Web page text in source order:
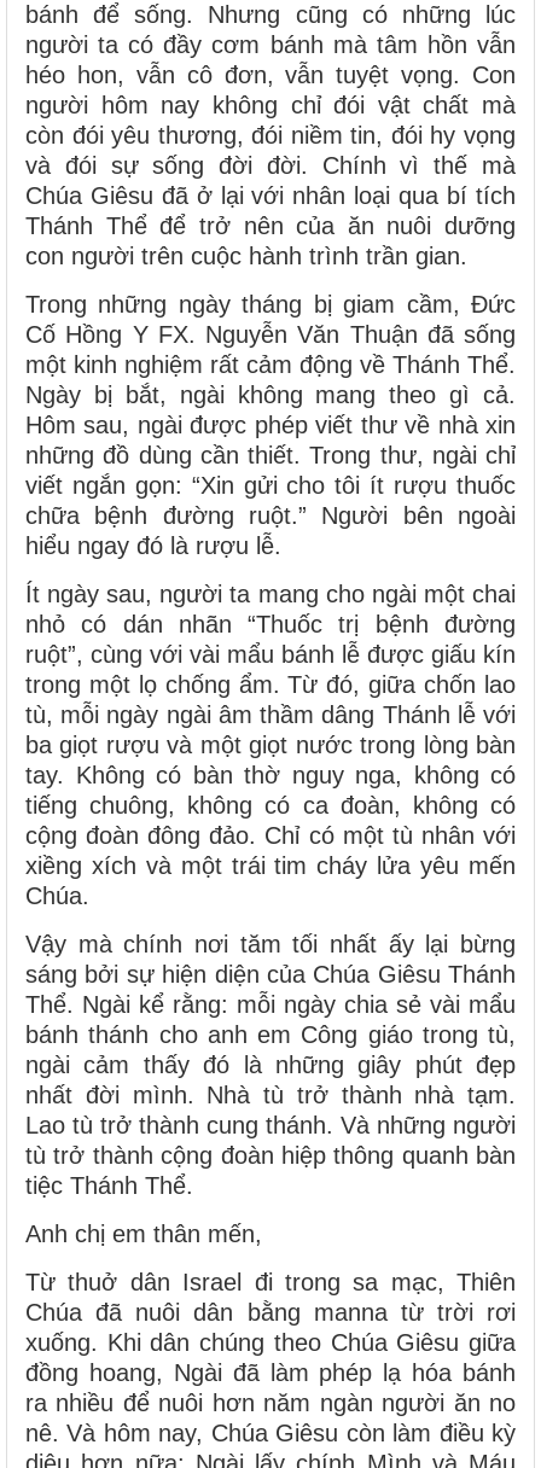
bánh để sống. Nhưng cũng có những lúc
người ta có đầy cơm bánh mà tâm hồn vẫn
héo hon, vẫn cô đơn, vẫn tuyệt vọng. Con
người hôm nay không chỉ đói vật chất mà
còn đói yêu thương, đói niềm tin, đói hy vọng
và đói sự sống đời đời. Chính vì thế mà
Chúa Giêsu đã ở lại với nhân loại qua bí tích
Thánh Thể để trở nên của ăn nuôi dưỡng
con người trên cuộc hành trình trần gian.
Trong những ngày tháng bị giam cầm, Đức
Cố Hồng Y FX. Nguyễn Văn Thuận đã sống
một kinh nghiệm rất cảm động về Thánh Thể.
Ngày bị bắt, ngài không mang theo gì cả.
Hôm sau, ngài được phép viết thư về nhà xin
những đồ dùng cần thiết. Trong thư, ngài chỉ
viết ngắn gọn: “Xin gửi cho tôi ít rượu thuốc
chữa bệnh đường ruột.” Người bên ngoài
hiểu ngay đó là rượu lễ.
Ít ngày sau, người ta mang cho ngài một chai
nhỏ có dán nhãn “Thuốc trị bệnh đường
ruột”, cùng với vài mẩu bánh lễ được giấu kín
trong một lọ chống ẩm. Từ đó, giữa chốn lao
tù, mỗi ngày ngài âm thầm dâng Thánh lễ với
ba giọt rượu và một giọt nước trong lòng bàn
tay. Không có bàn thờ nguy nga, không có
tiếng chuông, không có ca đoàn, không có
cộng đoàn đông đảo. Chỉ có một tù nhân với
xiềng xích và một trái tim cháy lửa yêu mến
Chúa.
Vậy mà chính nơi tăm tối nhất ấy lại bừng
sáng bởi sự hiện diện của Chúa Giêsu Thánh
Thể. Ngài kể rằng: mỗi ngày chia sẻ vài mẩu
bánh thánh cho anh em Công giáo trong tù,
ngài cảm thấy đó là những giây phút đẹp
nhất đời mình. Nhà tù trở thành nhà tạm.
Lao tù trở thành cung thánh. Và những người
tù trở thành cộng đoàn hiệp thông quanh bàn
tiệc Thánh Thể.
Anh chị em thân mến,
Từ thuở dân Israel đi trong sa mạc, Thiên
Chúa đã nuôi dân bằng manna từ trời rơi
xuống. Khi dân chúng theo Chúa Giêsu giữa
đồng hoang, Ngài đã làm phép lạ hóa bánh
ra nhiều để nuôi hơn năm ngàn người ăn no
nê. Và hôm nay, Chúa Giêsu còn làm điều kỳ